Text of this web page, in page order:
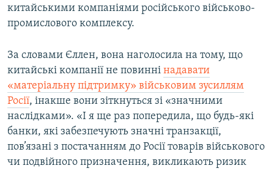
китайськими компаніями російського військово-
промислового комплексу.
За словами Єллен, вона наголосила на тому, що
китайські компанії не повинні надавати
«матеріальну підтримку» військовим зусиллям
Росії, інакше вони зіткнуться зі «значними
наслідками». «І я ще раз попередила, що будь-які
банки, які забезпечують значні транзакції,
пов’язані з постачанням до Росії товарів військового
чи подвійного призначення, викликають ризик